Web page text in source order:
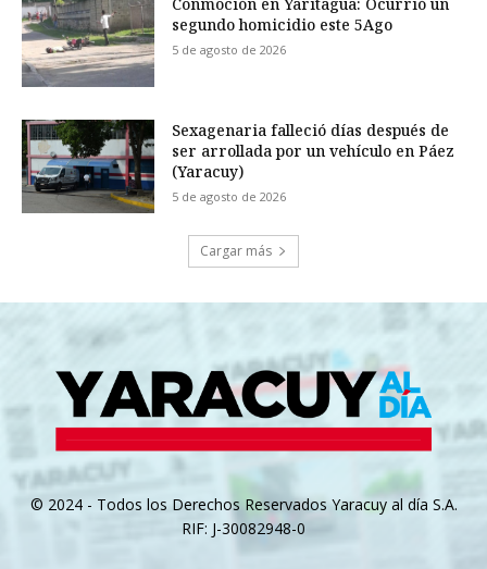
Conmoción en Yaritagua: Ocurrió un
segundo homicidio este 5Ago
5 de agosto de 2026
Sexagenaria falleció días después de
ser arrollada por un vehículo en Páez
(Yaracuy)
5 de agosto de 2026
Cargar más
© 2024 - Todos los Derechos Reservados Yaracuy al día S.A.
RIF: J-30082948-0